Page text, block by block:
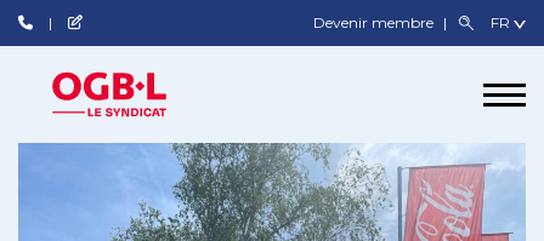
Devenir membre